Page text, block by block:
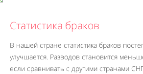
Статистика браков
В нашей стране статистика браков
улучшается. Разводов становится
если сравнивать с другими странами